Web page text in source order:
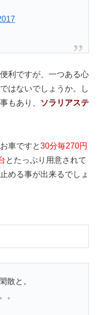
利ですが、一つある心
はないでしょうか。し
もあり、
ソラリアステ
車ですと30分毎270円
とたっぷり用意されて
める事が出来るでしょ
散と。
。